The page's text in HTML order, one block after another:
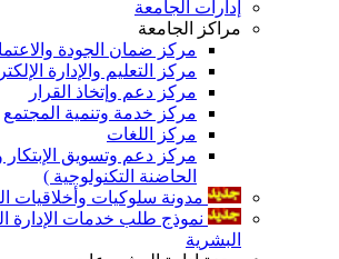
إدارات الجامعة
مراكز الجامعة
مركز ضمان الجودة
مركز التعليم والإدارة
مركز دعم وإتخاذ القرار
مركز خدمة وتنمية المجتمع
مركز اللغات
مركز دعم وتسويق الإبتكار
الحاضنة التكنولوجية )
مدونة سلوكيات وأخلاقيات
نموذج طلب خدمات الإدارة
البشرية